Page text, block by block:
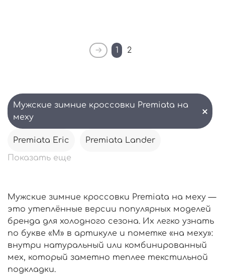
1 2
Мужские зимние кроссовки Premiata на
меху
Premiata Eric
Premiata Lander
Показать еще
Мужские зимние кроссовки Premiata на меху —
это утеплённые версии популярных моделей
бренда для холодного сезона. Их легко узнать
по букве «M» в артикуле и пометке «на меху»:
внутри натуральный или комбинированный
мех, который заметно теплее текстильной
подкладки.